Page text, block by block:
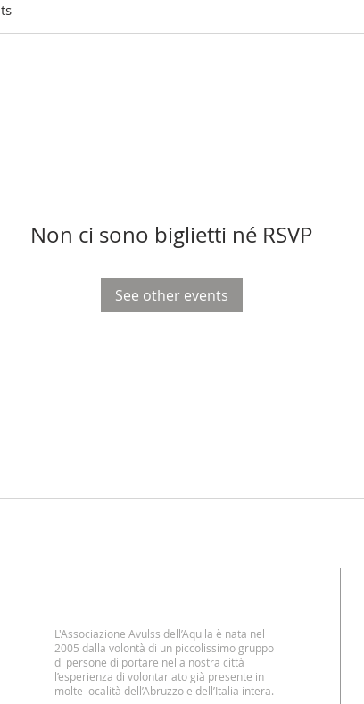
Non ci sono biglietti né RSVP
See other events
L'Associazione Avulss dell’Aquila è nata nel
2005 dalla volontà di un piccolissimo gruppo
di persone di portare nella nostra città
l’esperienza di volontariato già presente in
molte località dell’Abruzzo e dell’Italia intera.